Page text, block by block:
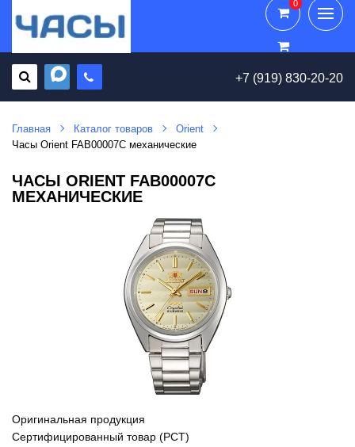
+7 (919) 830-20-20
0
0
Главная Каталог товаров
Orient
Часы Orient FAB00007C механические
ЧАСЫ ORIENT FAB00007C
МЕХАНИЧЕСКИЕ
Оригинальная продукция
Сертифицированный товар (РСТ)